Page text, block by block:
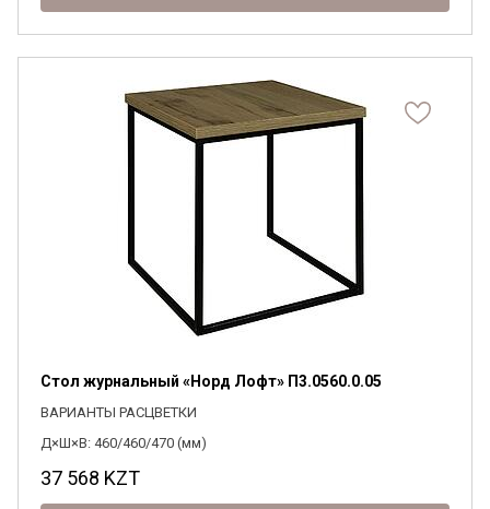
Стол журнальный «Норд Лофт» П3.0560.0.05
ВАРИАНТЫ РАСЦВЕТКИ
Д×Ш×В: 460/460/470 (мм)
37 568 KZT